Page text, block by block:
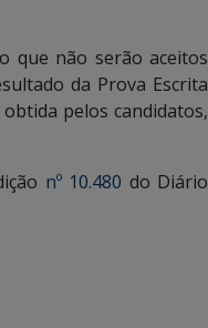
que não serão aceitos
da Prova Escrita
pelos candidatos,
nº 10.480 do Diário